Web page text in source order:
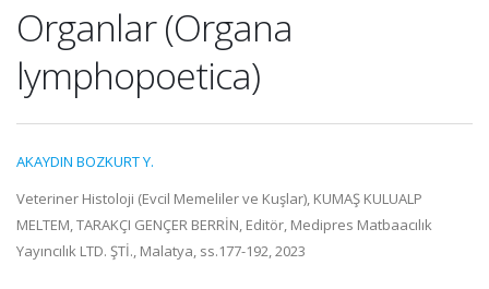
Organlar (Organa
lymphopoetica)
AKAYDIN BOZKURT Y.
Veteriner Histoloji (Evcil Memeliler ve Kuşlar), KUMAŞ KULUALP
MELTEM, TARAKÇI GENÇER BERRİN, Editör, Medipres Matbaacılık
Yayıncılık LTD. ŞTİ., Malatya, ss.177-192, 2023